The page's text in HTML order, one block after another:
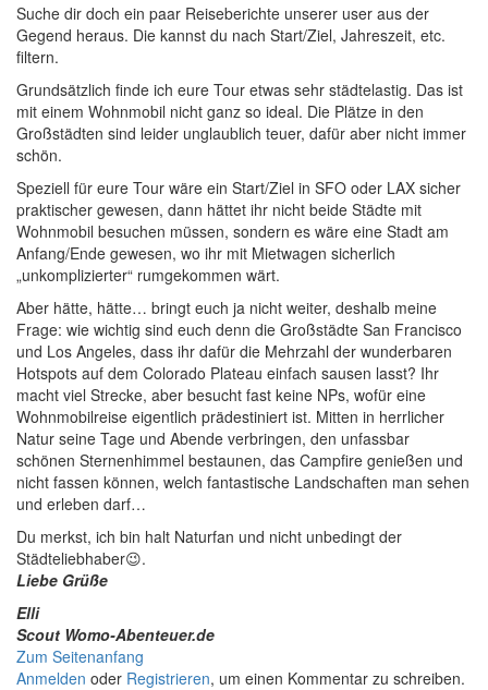
Suche dir doch ein paar Reiseberichte unserer user aus der
Gegend heraus. Die kannst du nach Start/Ziel, Jahreszeit, etc.
filtern.
Grundsätzlich finde ich eure Tour etwas sehr städtelastig. Das ist
mit einem Wohnmobil nicht ganz so ideal. Die Plätze in den
Großstädten sind leider unglaublich teuer, dafür aber nicht immer
schön.
Speziell für eure Tour wäre ein Start/Ziel in SFO oder LAX sicher
praktischer gewesen, dann hättet ihr nicht beide Städte mit
Wohnmobil besuchen müssen, sondern es wäre eine Stadt am
Anfang/Ende gewesen, wo ihr mit Mietwagen sicherlich
„unkomplizierter“ rumgekommen wärt.
Aber hätte, hätte… bringt euch ja nicht weiter, deshalb meine
Frage: wie wichtig sind euch denn die Großstädte San Francisco
und Los Angeles, dass ihr dafür die Mehrzahl der wunderbaren
Hotspots auf dem Colorado Plateau einfach sausen lasst? Ihr
macht viel Strecke, aber besucht fast keine NPs, wofür eine
Wohnmobilreise eigentlich prädestiniert ist. Mitten in herrlicher
Natur seine Tage und Abende verbringen, den unfassbar
schönen Sternenhimmel bestaunen, das Campfire genießen und
nicht fassen können, welch fantastische Landschaften man sehen
und erleben darf…
Du merkst, ich bin halt Naturfan und nicht unbedingt der
Städteliebhaber😉.
Liebe Grüße
Elli
Scout Womo-Abenteuer.de
Zum Seitenanfang
Anmelden oder Registrieren, um einen Kommentar zu schreiben.